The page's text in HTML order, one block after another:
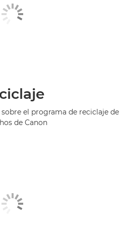
el programa de reciclaje de
de Canon